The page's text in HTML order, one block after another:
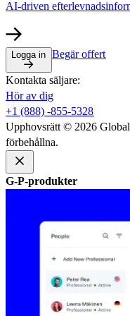
AI-driven
Logga in​​ Begär offert​​
Kontakta säljare:​​
Hör av dig​​
+1 (888) -855-5328​​
Upphovsrätt © 2026
förbehållna.​​
G-P-produkter​​